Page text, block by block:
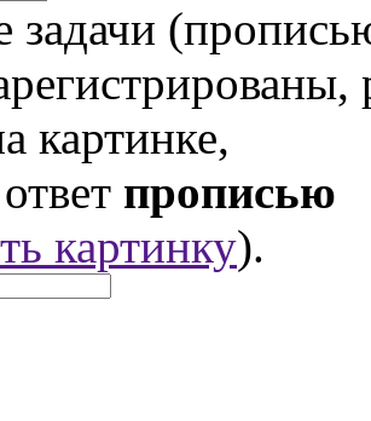
задачи
картинке,
прописью
картинку).